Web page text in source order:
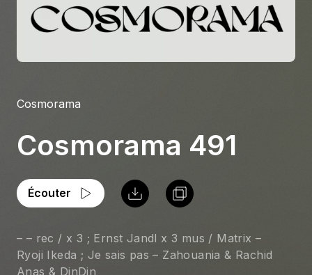
Carrière
Location studio
Cosmorama
Cosmorama 491
Écouter
– – rec / x 3 ; Ernst Jandl x 3 mus / Matrix –
Ryoji Ikeda ; Je sais pas – Zahouania & Rachid
Anas & DinDin